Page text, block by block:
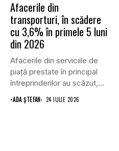
Afacerile din
transporturi, în scădere
cu 3,6% în primele 5 luni
din 2026
Afacerile din serviciile de
piaţă prestate în principal
întreprinderilor au scăzut,
în...
•ADA ȘTEFAN 24 IULIE 2026